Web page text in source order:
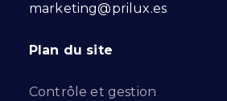
marketing@prilux.es
Plan du site
Contrôle et gestion